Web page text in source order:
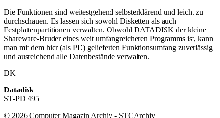
Die Funktionen sind weitestgehend selbsterklärend und leicht zu
durchschauen. Es lassen sich sowohl Disketten als auch
Festplattenpartitionen verwalten. Obwohl DATADISK der kleine
Shareware-Bruder eines weit umfangreicheren Programms ist, kann
man mit dem hier (als PD) gelieferten Funktionsumfang zuverlässig
und ausreichend alle Datenbestände verwalten.
DK
Datadisk
ST-PD 495
© 2026 Computer Magazin Archiv - STCArchiv